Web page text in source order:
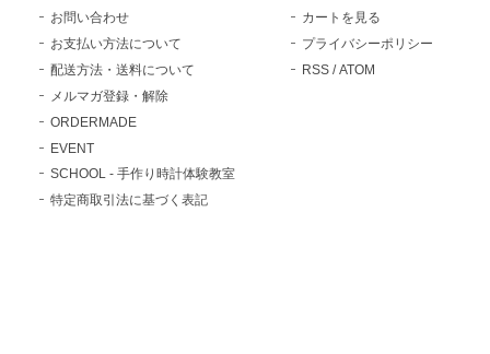
お問い合わせ
お支払い方法について
配送方法・送料について
メルマガ登録・解除
ORDERMADE
EVENT
SCHOOL - 手作り時計体験教室
特定商取引法に基づく表記
カートを見る
プライバシーポリシー
RSS /ATOM